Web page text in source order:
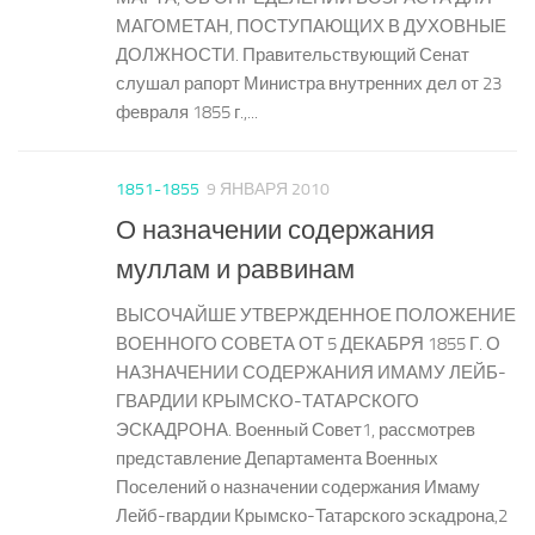
МАГОМЕТАН, ПОСТУПАЮЩИХ В ДУХОВНЫЕ
ДОЛЖНОСТИ. Правительствующий Сенат
слушал рапорт Министра внутренних дел от 23
февраля 1855 г.,...
1851-1855 9 ЯНВАРЯ 2010
О назначении содержания
муллам и раввинам
ВЫСОЧАЙШЕ УТВЕРЖДЕННОЕ ПОЛОЖЕНИЕ
ВОЕННОГО СОВЕТА ОТ 5 ДЕКАБРЯ 1855 Г. О
НАЗНАЧЕНИИ СОДЕРЖАНИЯ ИМАМУ ЛЕЙБ-
ГВАРДИИ КРЫМСКО-ТАТАРСКОГО
ЭСКАДРОНА. Военный Совет1, рассмотрев
представление Департамента Военных
Поселений о назначении содержания Имаму
Лейб-гвардии Крымско-Татарского эскадрона,2